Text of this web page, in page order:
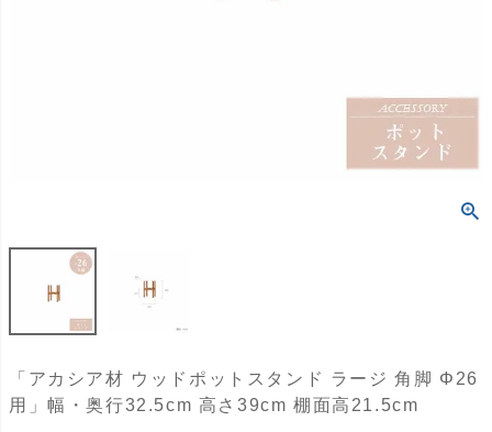
「アカシア材 ウッドポットスタンド ラージ 角脚 Φ26
用」幅・奥行32.5cm 高さ39cm 棚面高21.5cm